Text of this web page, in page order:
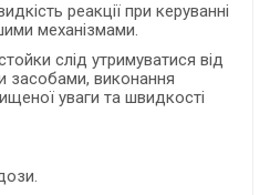
реакції при керуванні
механізмами.
слід утримуватися від
засобами, виконання
уваги та швидкості